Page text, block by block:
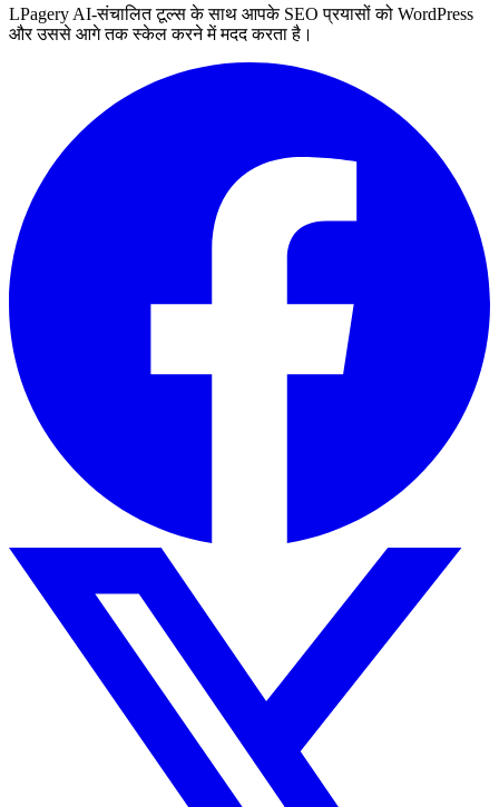
LPagery AI-संचालित टूल्स के साथ आपके SEO प्रयासों को WordPress
और उससे आगे तक स्केल करने में मदद करता है।